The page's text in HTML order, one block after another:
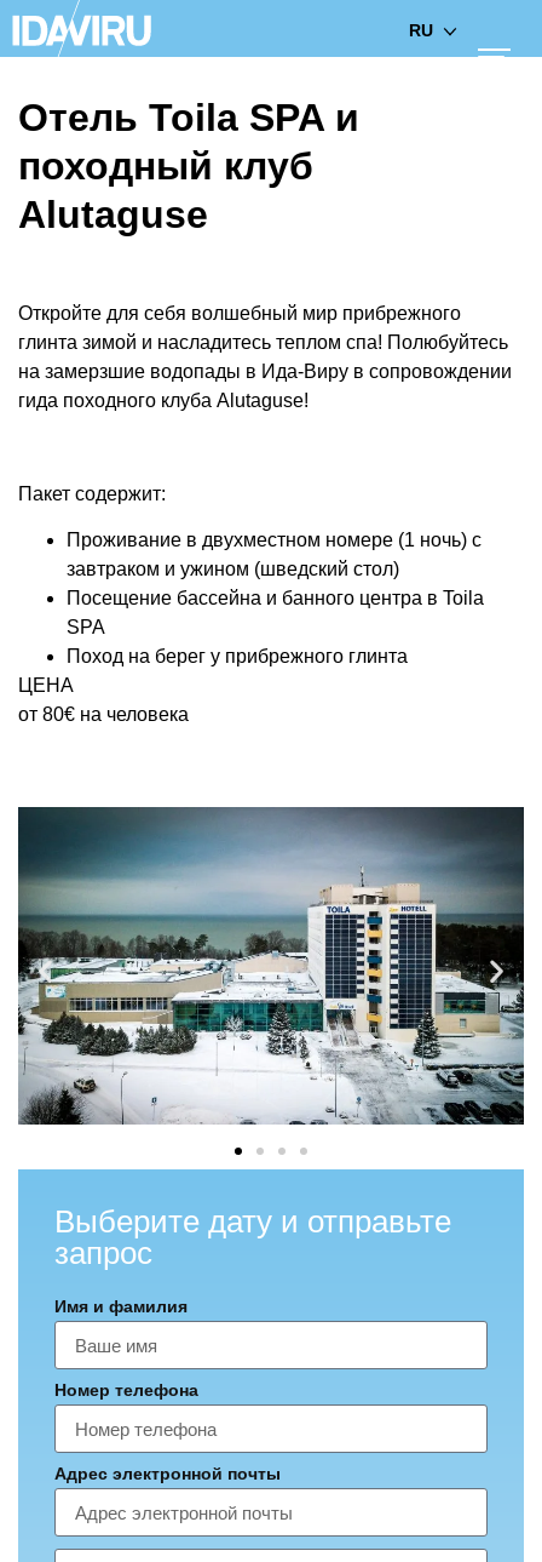
RU
Отель Toila SPA и
походный клуб
Alutaguse
Откройте для себя волшебный мир прибрежного
глинта зимой и насладитесь теплом спа! Полюбуйтесь
на замерзшие водопады в Ида-Виру в сопровождении
гида походного клуба Alutaguse!
Пакет содержит:
Проживание в двухместном номере (1 ночь) с
завтраком и ужином (шведский стол)
Посещение бассейна и банного центра в Toila
SPA
Поход на берег у прибрежного глинта
ЦЕНА
от 80€ на человека
Выберите дату и отправьте
запрос
Имя и фамилия
Номер телефона
Адрес электронной почты